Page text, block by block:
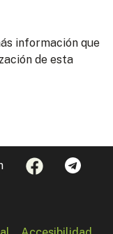
información que
de esta